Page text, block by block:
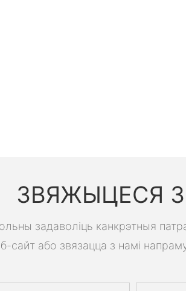
ЗВЯЖЫЦЕСЯ З
задаволіць канкрэтныя
сайт або звязацца з намі